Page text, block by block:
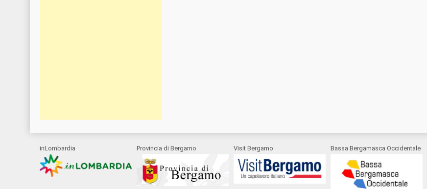
inLombardia Provincia di Bergamo Visit Bergamo Bassa Bergamasca Occidentale